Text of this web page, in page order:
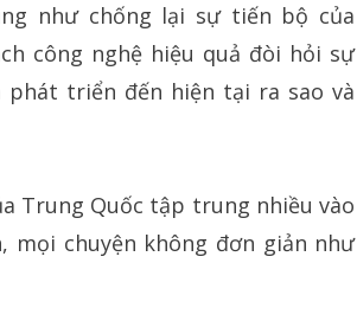
như chống lại sự tiến bộ của
công nghệ hiệu quả đòi hỏi sự
phát triển đến hiện tại ra sao và
Trung Quốc tập trung nhiều vào
mọi chuyện không đơn giản như